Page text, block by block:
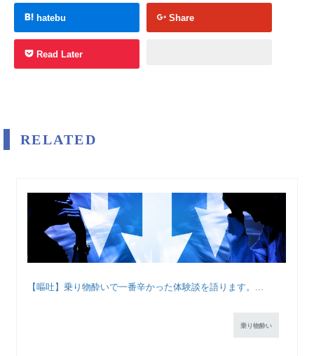
hatebu Share
Read Later
RELATED
【嘔吐】乗り物酔いで一番辛かった体験談を語ります。...
乗り物酔い